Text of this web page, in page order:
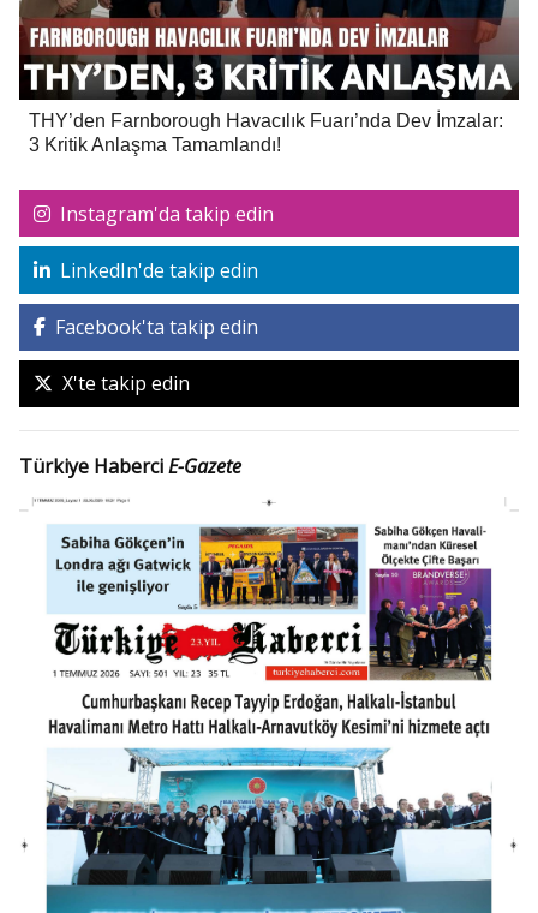
THY’den Farnborough Havacılık Fuarı’nda Dev İmzalar:
3 Kritik Anlaşma Tamamlandı!
Instagram'da takip edin
LinkedIn'de takip edin
Facebook'ta takip edin
X'te takip edin
Türkiye HaberciE-Gazete